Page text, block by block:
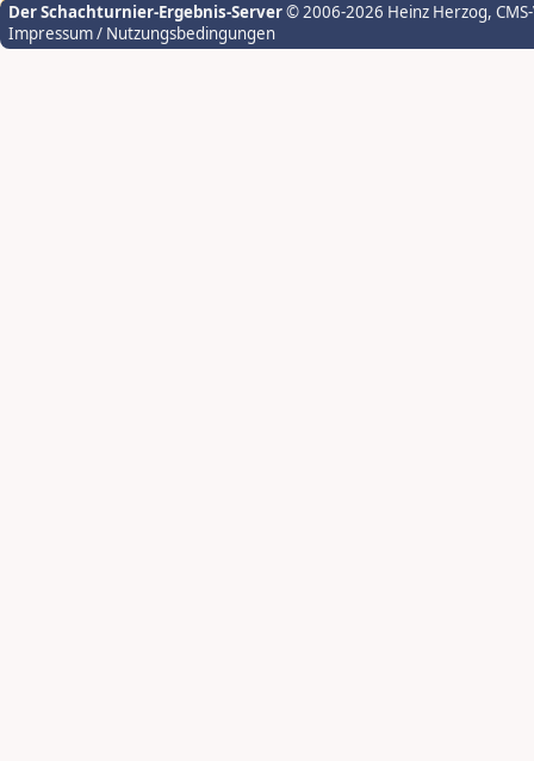
Der Schachturnier-Ergebnis-Server© 2006-2026 Heinz Herzog,
Impressum / Nutzungsbedingungen